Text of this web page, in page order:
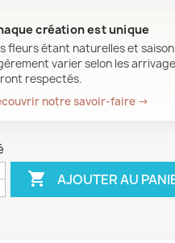
création est unique
fleurs étant naturelles et
varier selon les
respectés.
notre savoir-faire →
 AJOUTER AU